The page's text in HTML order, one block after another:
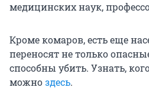
медицинских наук,
Кроме комаров, есть еще
переносят не только
способны убить. Узнать,
можноздесь.